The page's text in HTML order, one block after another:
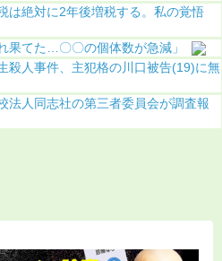
は絶対に2年後増税する。私の覚悟
果てた…〇〇の個体数が急減」
殺人事件、主犯格の川口被告(19)に無
法人同志社の第三者委員会が調査報